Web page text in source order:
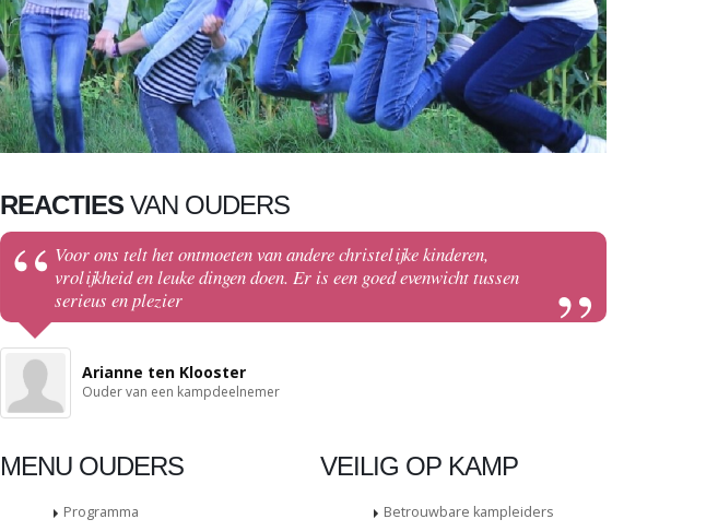
REACTIES VAN OUDERS
Voor ons telt het ontmoeten van andere christelijke kinderen,
vrolijkheid en leuke dingen doen. Er is een goed evenwicht tussen
serieus en plezier
Arianne ten Klooster
Ouder van een kampdeelnemer
MENU OUDERS
Programma
VEILIG OP KAMP
Betrouwbare kampleiders